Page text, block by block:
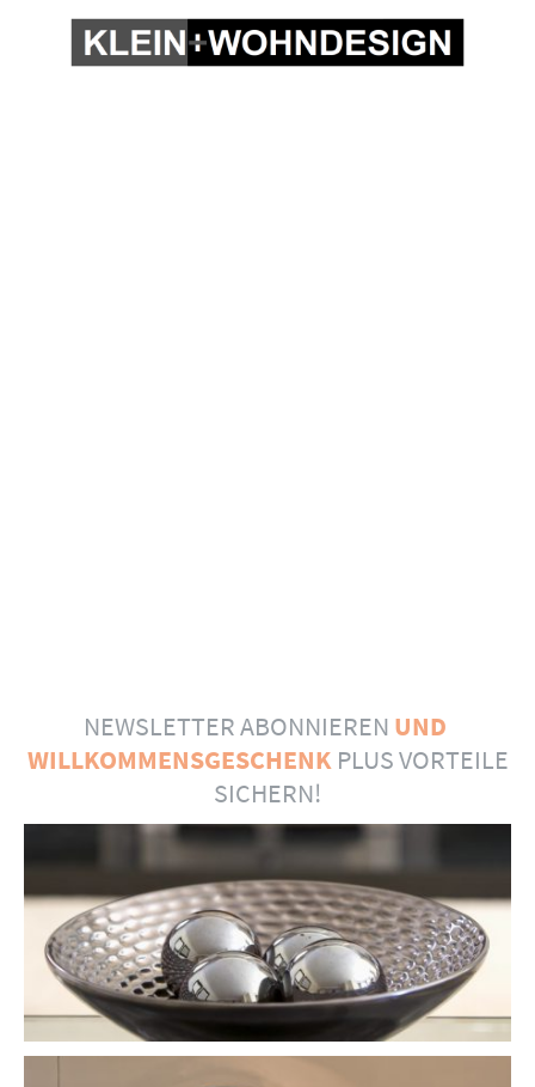
NEWSLETTER ABONNIEREN UND
WILLKOMMENSGESCHENK PLUS VORTEILE
SICHERN!